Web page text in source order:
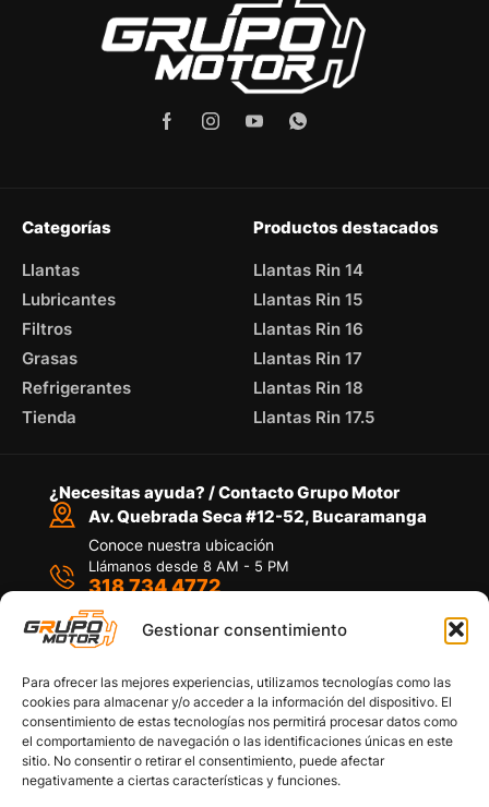
Gestionar consentimiento
Para ofrecer las mejores experiencias, utilizamos tecnologías como las
cookies para almacenar y/o acceder a la información del dispositivo. El
consentimiento de estas tecnologías nos permitirá procesar datos como
el comportamiento de navegación o las identificaciones únicas en este
sitio. No consentir o retirar el consentimiento, puede afectar
negativamente a ciertas características y funciones.
Categorías
Llantas
Lubricantes
Filtros
Grasas
Refrigerantes
Tienda
Productos destacados
Llantas Rin 14
Llantas Rin 15
Llantas Rin 16
Llantas Rin 17
Llantas Rin 18
Llantas Rin 17.5
¿Necesitas ayuda? / Contacto Grupo Motor
Av. Quebrada Seca #12-52, Bucaramanga
Conoce nuestra ubicación
Llámanos desde 8 AM - 5 PM
318 734 4772
Por medio de WhatsApp
Políticas de privacidad
Política de devoluciones y/o reembolsos